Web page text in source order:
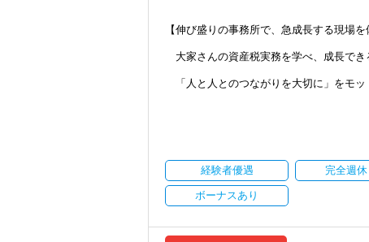
【伸び盛りの事務所で、急成長する現場を
大家さんの資産税実務を学べ、成長でき
「人と人とのつながりを大切に」をモッ
開業から１０年、おかげさまで多くのお
＼ご依頼の増加／に伴い、税理士法人化
経験者優遇 完全週休
ボーナスあり